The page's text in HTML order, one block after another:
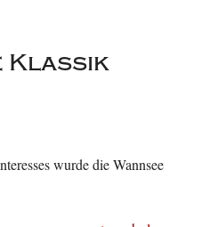
Klassik
wurde die Wannsee